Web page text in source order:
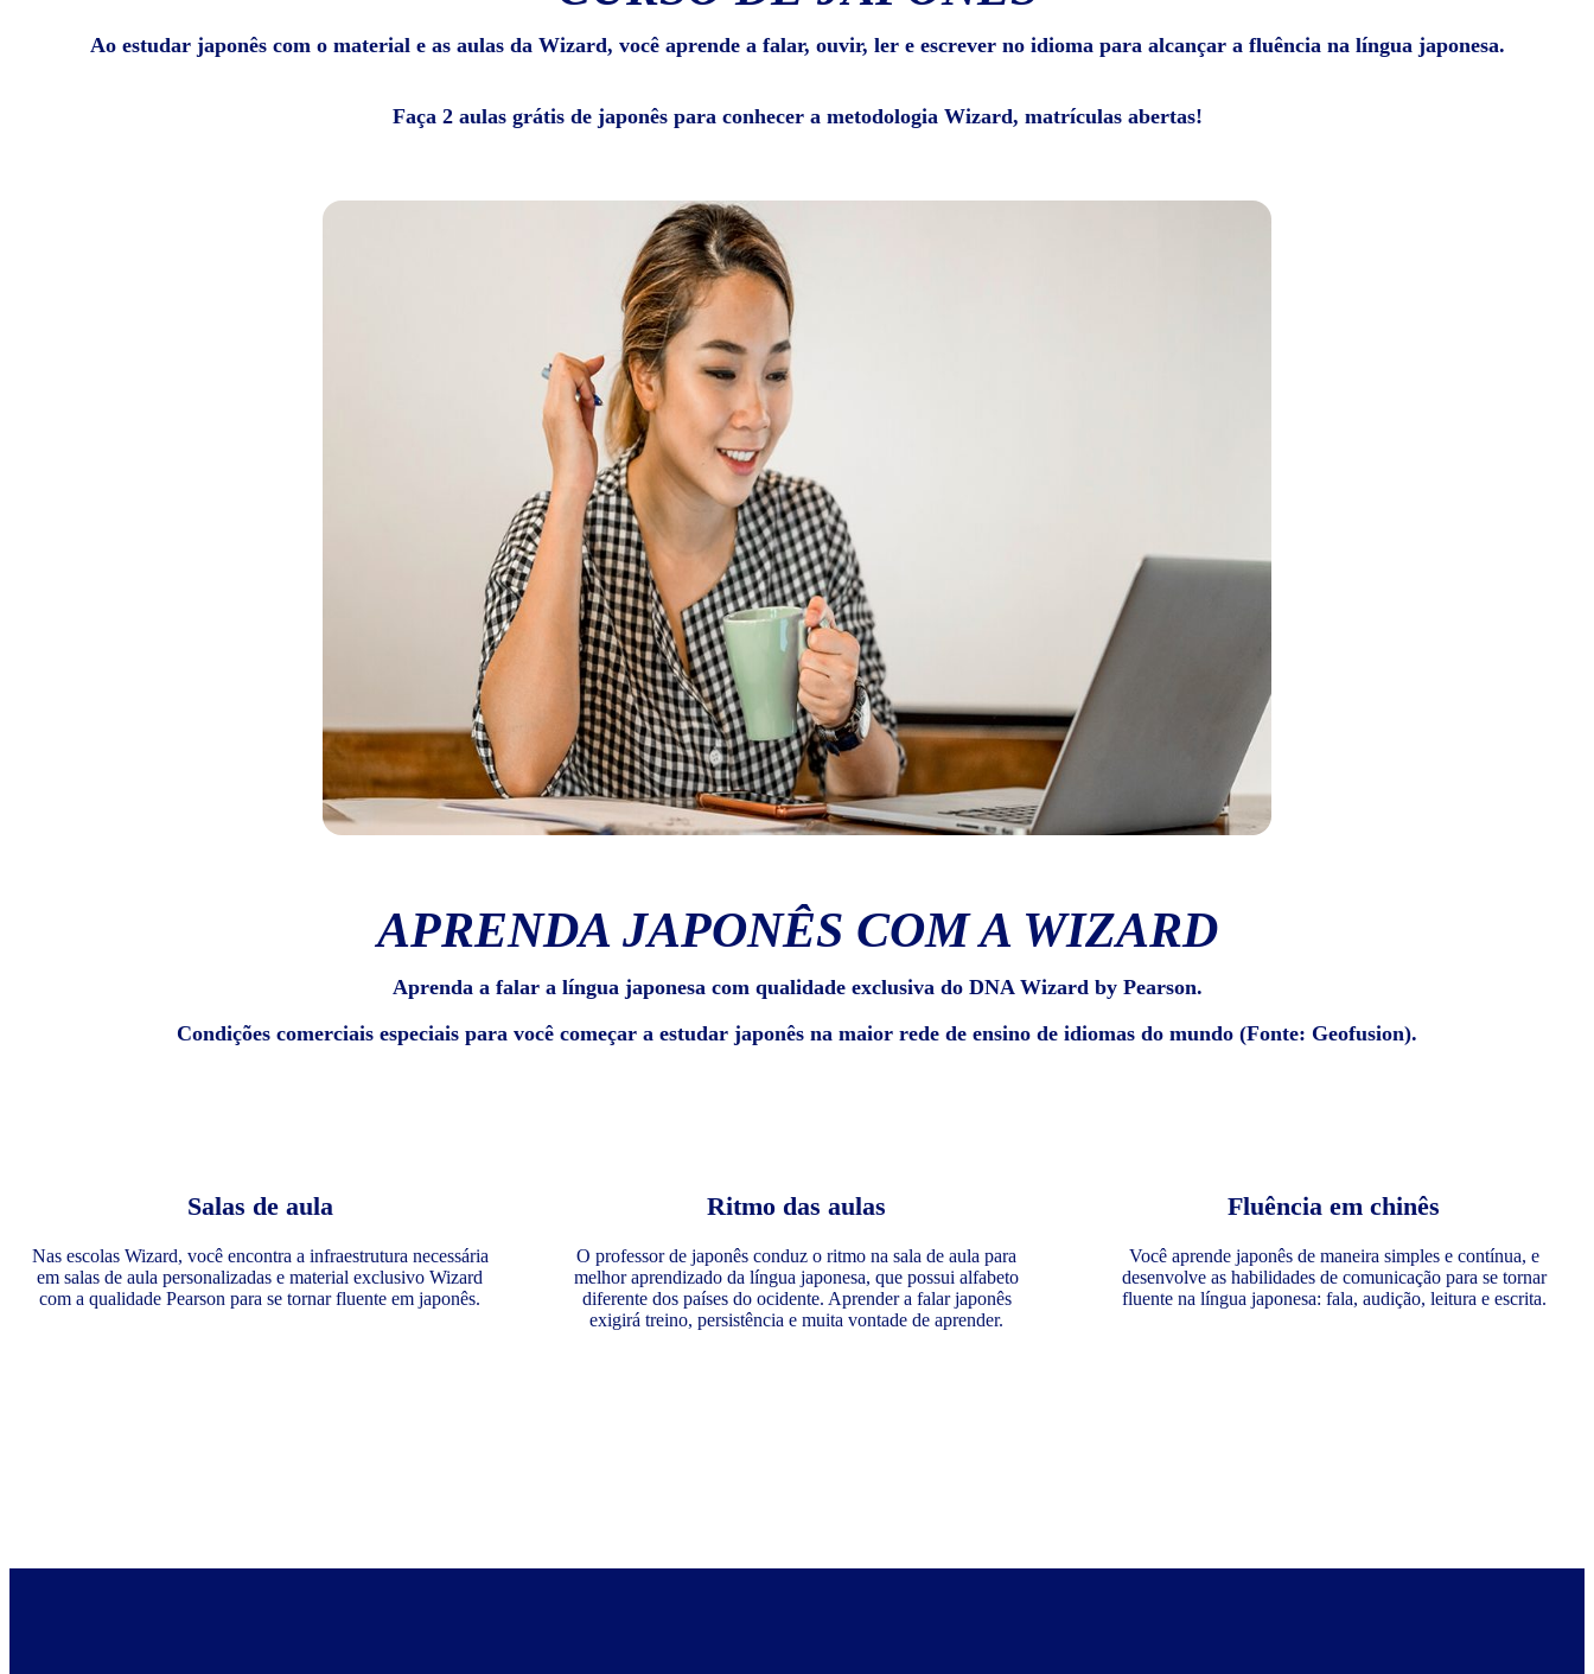
Ao estudar japonês com o material e as aulas da Wizard, você aprende a falar, ouvir, ler e escrever no idioma para alcançar a fluência na língua japonesa.
Faça 2 aulas grátis de japonês para conhecer a metodologia Wizard, matrículas abertas!
APRENDA JAPONÊS COM A WIZARD
Aprenda a falar a língua japonesa com qualidade exclusiva do DNA Wizard by Pearson.
Condições comerciais especiais para você começar a estudar japonês na maior rede de ensino de idiomas do mundo (Fonte: Geofusion).
Salas de aula
Nas escolas Wizard, você encontra a infraestrutura necessária
em salas de aula personalizadas e material exclusivo Wizard
com a qualidade Pearson para se tornar fluente em japonês.
Ritmo das aulas
O professor de japonês conduz o ritmo na sala de aula para
melhor aprendizado da língua japonesa, que possui alfabeto
diferente dos países do ocidente. Aprender a falar japonês
exigirá treino, persistência e muita vontade de aprender.
Fluência em chinês
Você aprende japonês de maneira simples e contínua, e
desenvolve as habilidades de comunicação para se tornar
fluente na língua japonesa: fala, audição, leitura e escrita.